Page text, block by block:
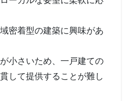
密着型の建築に興味があ
小さいため、一戸建ての
して提供することが難し